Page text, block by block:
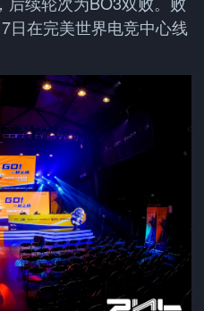
日在完美世界电竞中心线